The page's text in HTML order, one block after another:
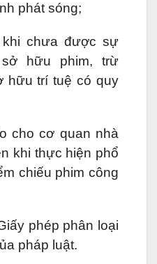
phát sóng;
khi chưa được sự
hữu phim, trừ
hữu trí tuệ có quy
cho cơ quan nhà
khi thực hiện phổ
chiếu phim công
phép phân loại
pháp luật.